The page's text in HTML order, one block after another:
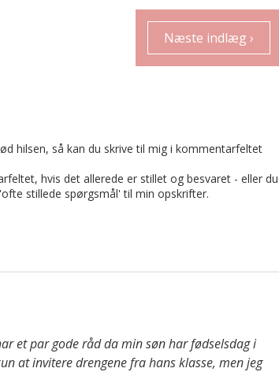
Næste indlæg ›
hilsen, så kan du skrive til mig i kommentarfeltet
hvis det allerede er stillet og besvaret - eller du
stillede spørgsmål' til min opskrifter.
et par gode råd da min søn har fødselsdag i
at invitere drengene fra hans klasse, men jeg